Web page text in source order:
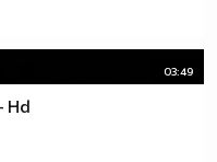
03:49
Hd